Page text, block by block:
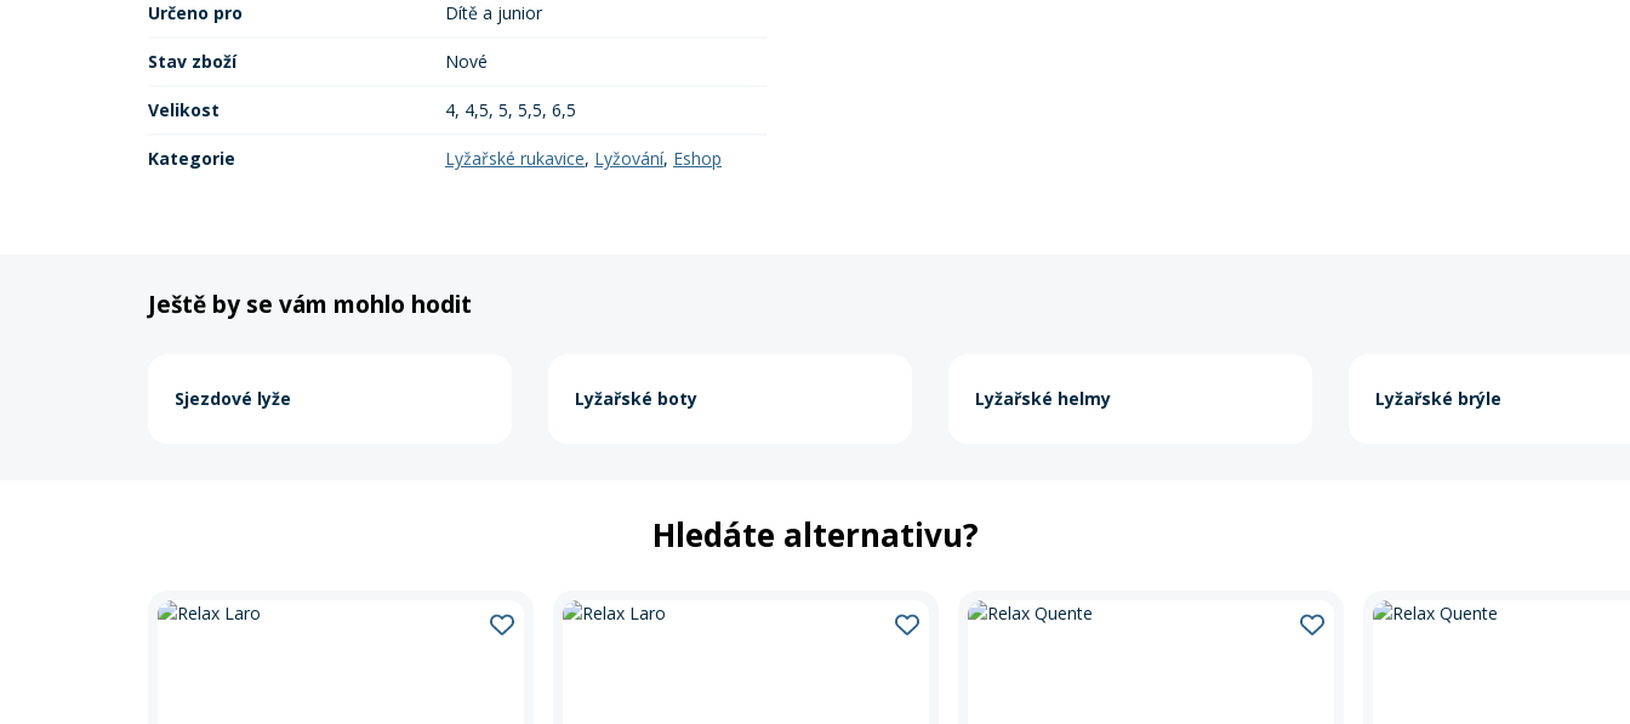
Určeno pro Dítě a junior
Stav zboží Nové
Velikost 4, 4,5, 5, 5,5, 6,5
Kategorie Lyžařské rukavice, Lyžování, Eshop
Ještě by se vám mohlo hodit
Sjezdové lyže Lyžařské boty Lyžařské helmy Lyžařské brýle
Hledáte alternativu?